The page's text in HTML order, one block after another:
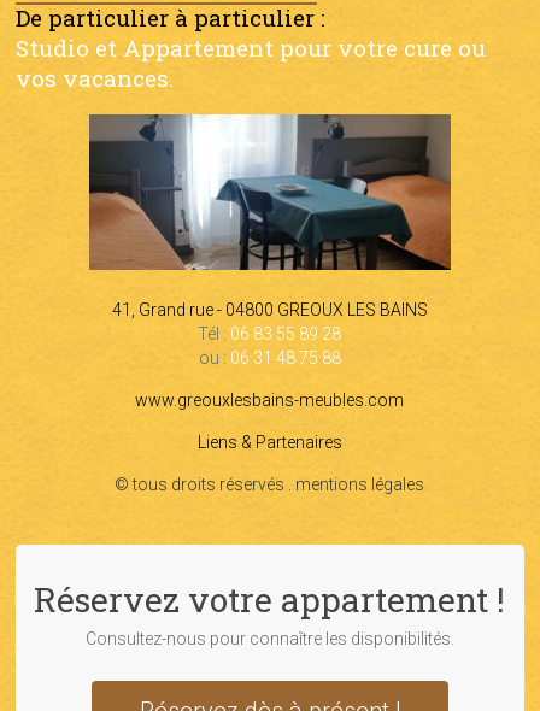
De particulier à particulier :
Studio et Appartement pour votre cure ou
vos vacances.
41, Grand rue - 04800 GREOUX LES BAINS
Tél : 06 83 55 89 28
ou : 06 31 48 75 88
www.greouxlesbains-meubles.com
Liens & Partenaires
© tous droits réservés . mentions légales
Réservez votre appartement !
Consultez-nous pour connaître les disponibilités.